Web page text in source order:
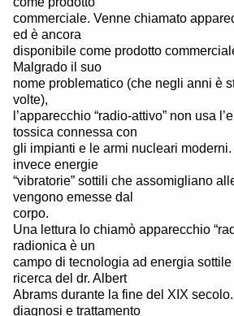
commerciale. Venne chiamato
ed è ancora
disponibile come prodotto
Malgrado il suo
nome problematico (che negli anni è
volte),
l’apparecchio “radio-attivo” non usa
tossica connessa con
gli impianti e le armi nucleari moderni.
invece energie
“vibratorie” sottili che assomigliano
vengono emesse dal
corpo.
Una lettura lo chiamò apparecchio
radionica è un
campo di tecnologia ad energia
ricerca del dr. Albert
Abrams durante la fine del XIX secolo.
diagnosi e trattamento